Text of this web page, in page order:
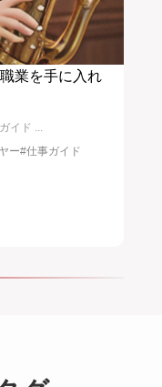
業を手に入れ
イド ...
ー#仕事ガイド